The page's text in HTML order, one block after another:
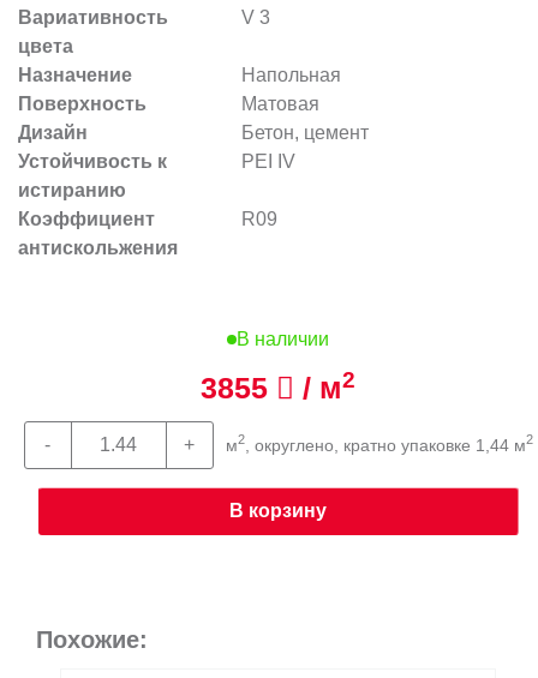
Вариативность
цвета
V 3
Назначение
Напольная
Поверхность
Матовая
Дизайн
Бетон, цемент
Устойчивость к
истиранию
PEI IV
Коэффициент
антискольжения
R09
В наличии
3855 / м2
м2, округлено, кратно упаковке 1,44 м2
В корзину
Похожие: